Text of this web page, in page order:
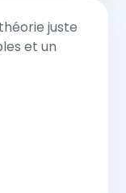
juste
et un